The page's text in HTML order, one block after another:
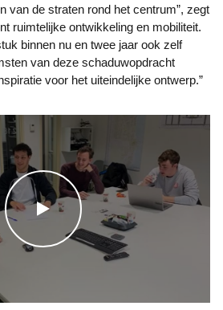
van de straten rond het centrum”, zegt
ruimtelijke ontwikkeling en mobiliteit.
binnen nu en twee jaar ook zelf
van deze schaduwopdracht
voor het uiteindelijke ontwerp.”
WATCH THE VIDEO